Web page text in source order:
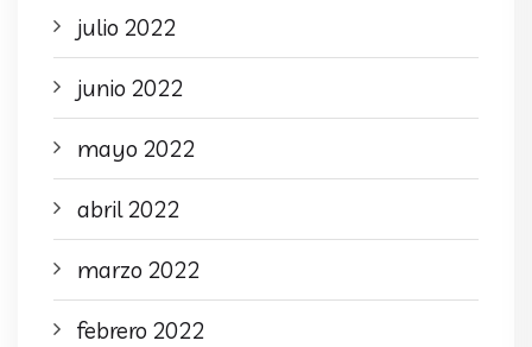
julio 2022
junio 2022
mayo 2022
abril 2022
marzo 2022
febrero 2022